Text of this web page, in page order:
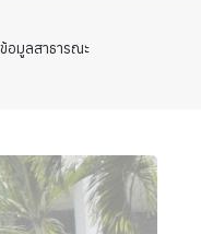
ข้อมูลสาธารณะ